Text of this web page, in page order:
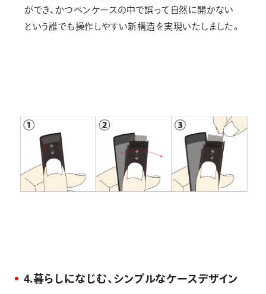
ができ、かつペンケースの中で誤って自然に開かない
という誰でも操作しやすい新構造を実現いたしました。
4.暮らしになじむ、シンプルなケースデザイン